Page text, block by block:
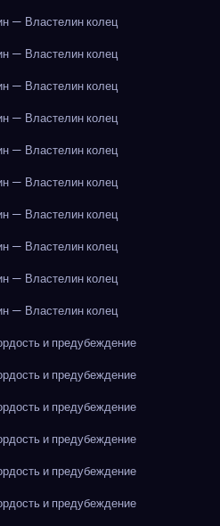
— Властелин колец
— Властелин колец
— Властелин колец
— Властелин колец
— Властелин колец
— Властелин колец
— Властелин колец
— Властелин колец
— Властелин колец
— Властелин колец
и предубеждение
и предубеждение
и предубеждение
и предубеждение
и предубеждение
и предубеждение